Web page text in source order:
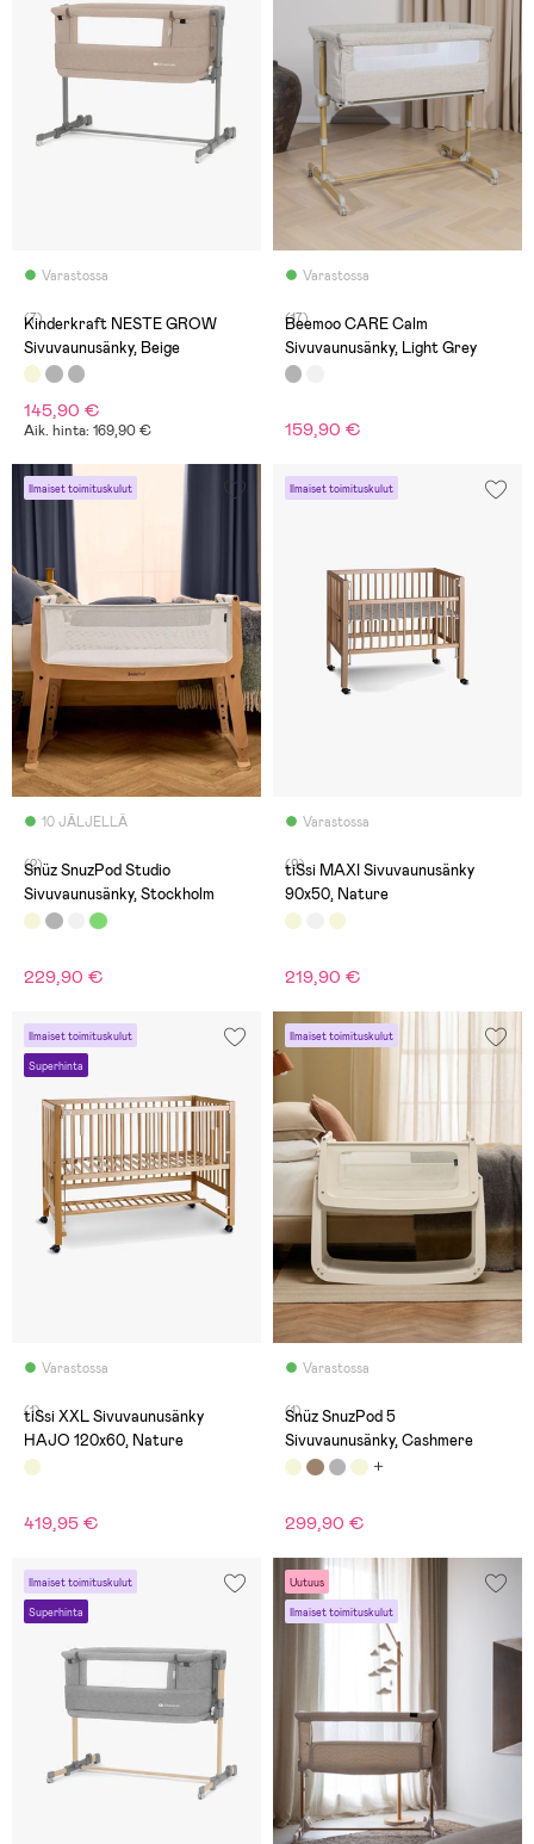
Varastossa
(7)
Kinderkraft NESTE GROW
Sivuvaunusänky, Beige
145,90 €
Aik. hinta: 169,90 €
Varastossa
(17)
Beemoo CARE Calm
Sivuvaunusänky, Light Grey
159,90 €
Ilmaiset toimituskulut
10 JÄLJELLÄ
(2)
Snüz SnuzPod Studio
Sivuvaunusänky, Stockholm
229,90 €
Ilmaiset toimituskulut
Varastossa
(9)
tiSsi MAXI Sivuvaunusänky
90x50, Nature
219,90 €
Ilmaiset toimituskulut
Superhinta
Varastossa
(1)
tiSsi XXL Sivuvaunusänky
HAJO 120x60, Nature
419,95 €
Ilmaiset toimituskulut
Varastossa
(1)
Snüz SnuzPod 5
Sivuvaunusänky, Cashmere
299,90 €
Ilmaiset toimituskulut
Superhinta
Uutuus
Ilmaiset toimituskulut